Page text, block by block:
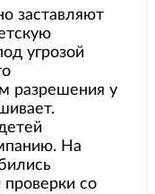
заставляют
угрозой
разрешения у
На
со